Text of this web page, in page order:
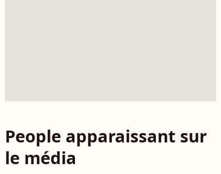
People apparaissant sur
le média